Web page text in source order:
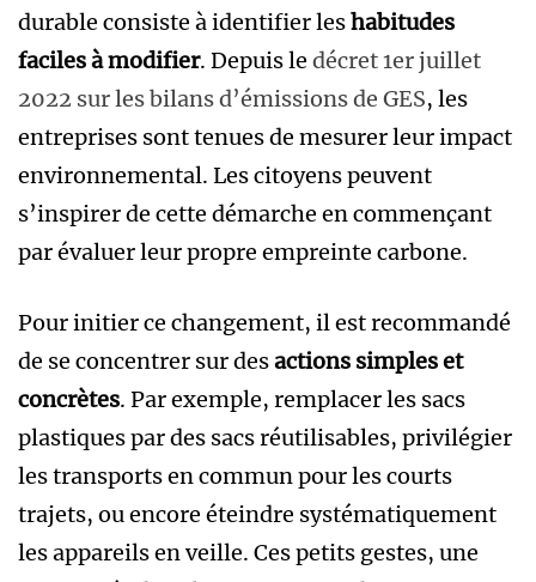
durable consiste à identifier leshabitudes
faciles à modifier. Depuis le décret 1er juillet
2022 sur les bilans d’émissions de GES, les
entreprises sont tenues de mesurer leur impact
environnemental. Les citoyens peuvent
s’inspirer de cette démarche en commençant
par évaluer leur propre empreinte carbone.
Pour initier ce changement, il est recommandé
de se concentrer sur desactions simples et
concrètes. Par exemple, remplacer les sacs
plastiques par des sacs réutilisables, privilégier
les transports en commun pour les courts
trajets, ou encore éteindre systématiquement
les appareils en veille. Ces petits gestes, une